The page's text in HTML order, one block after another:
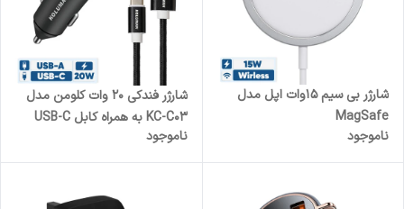
شارژر بی سیم 15وات اپل مدل
MagSafe
ناموجود
شارژر فندکی 20 وات کلومن مدل
KC-C03 به همراه کابل USB-C
ناموجود